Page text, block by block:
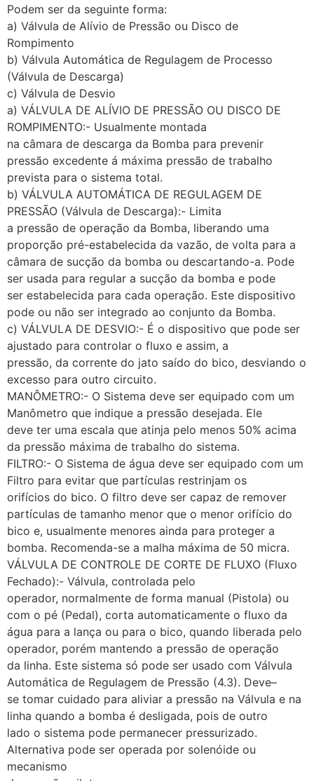
Podem ser da seguinte forma:
a) Válvula de Alívio de Pressão ou Disco de
Rompimento
b) Válvula Automática de Regulagem de Processo
(Válvula de Descarga)
c) Válvula de Desvio
a) VÁLVULA DE ALÍVIO DE PRESSÃO OU DISCO DE
ROMPIMENTO:- Usualmente montada
na câmara de descarga da Bomba para prevenir
pressão excedente á máxima pressão de trabalho
prevista para o sistema total.
b) VÁLVULA AUTOMÁTICA DE REGULAGEM DE
PRESSÃO (Válvula de Descarga):- Limita
a pressão de operação da Bomba, liberando uma
proporção pré-estabelecida da vazão, de volta para a
câmara de sucção da bomba ou descartando-a. Pode
ser usada para regular a sucção da bomba e pode
ser estabelecida para cada operação. Este dispositivo
pode ou não ser integrado ao conjunto da Bomba.
c) VÁLVULA DE DESVIO:- É o dispositivo que pode ser
ajustado para controlar o fluxo e assim, a
pressão, da corrente do jato saído do bico, desviando o
excesso para outro circuito.
MANÔMETRO:- O Sistema deve ser equipado com um
Manômetro que indique a pressão desejada. Ele
deve ter uma escala que atinja pelo menos 50% acima
da pressão máxima de trabalho do sistema.
FILTRO:- O Sistema de água deve ser equipado com um
Filtro para evitar que partículas restrinjam os
orifícios do bico. O filtro deve ser capaz de remover
partículas de tamanho menor que o menor orifício do
bico e, usualmente menores ainda para proteger a
bomba. Recomenda-se a malha máxima de 50 micra.
VÁLVULA DE CONTROLE DE CORTE DE FLUXO (Fluxo
Fechado):- Válvula, controlada pelo
operador, normalmente de forma manual (Pistola) ou
com o pé (Pedal), corta automaticamente o fluxo da
água para a lança ou para o bico, quando liberada pelo
operador, porém mantendo a pressão de operação
da linha. Este sistema só pode ser usado com Válvula
Automática de Regulagem de Pressão (4.3). Deve–
se tomar cuidado para aliviar a pressão na Válvula e na
linha quando a bomba é desligada, pois de outro
lado o sistema pode permanecer pressurizado.
Alternativa pode ser operada por solenóide ou
mecanismo